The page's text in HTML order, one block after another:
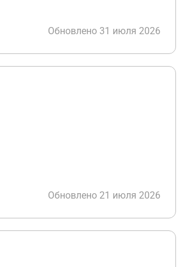
Обновлено 31 июля 2026
Обновлено 21 июля 2026